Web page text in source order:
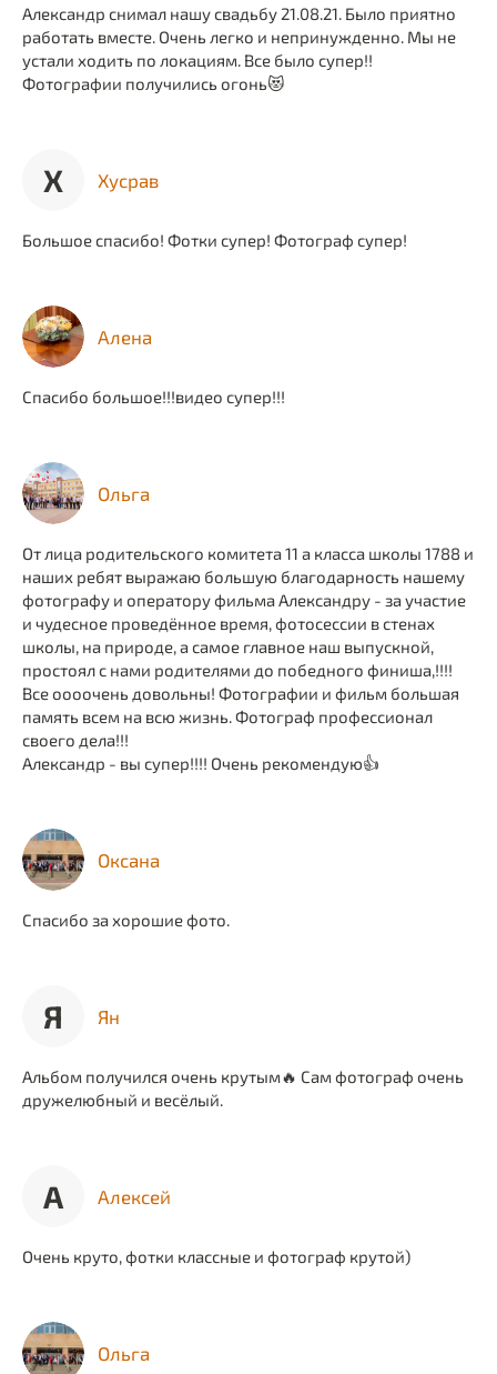
Александр снимал нашу свадьбу 21.08.21. Было приятно
работать вместе. Очень легко и непринужденно. Мы не
устали ходить по локациям. Все было супер!!
Фотографии получились огонь😻
Х Хусрав
Большое спасибо! Фотки супер! Фотограф супер!
Алена
Спасибо большое!!!видео супер!!!
Ольга
От лица родительского комитета 11 а класса школы 1788 и
наших ребят выражаю большую благодарность нашему
фотографу и оператору фильма Александру - за участие
и чудесное проведённое время, фотосессии в стенах
школы, на природе, а самое главное наш выпускной,
простоял с нами родителями до победного финиша,!!!!
Все оооочень довольны! Фотографии и фильм большая
память всем на всю жизнь. Фотограф профессионал
своего дела!!!
Александр - вы супер!!!! Очень рекомендую👍
Оксана
Спасибо за хорошие фото.
Я Ян
Альбом получился очень крутым🔥 Сам фотограф очень
дружелюбный и весёлый.
А Алексей
Очень круто, фотки классные и фотограф крутой)
Ольга